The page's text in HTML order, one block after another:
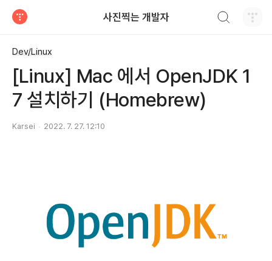
사진찍는 개발자
Dev/Linux
[Linux] Mac 에서 OpenJDK 1
7 설치하기 (Homebrew)
Karsei 2022. 7. 27. 12:10